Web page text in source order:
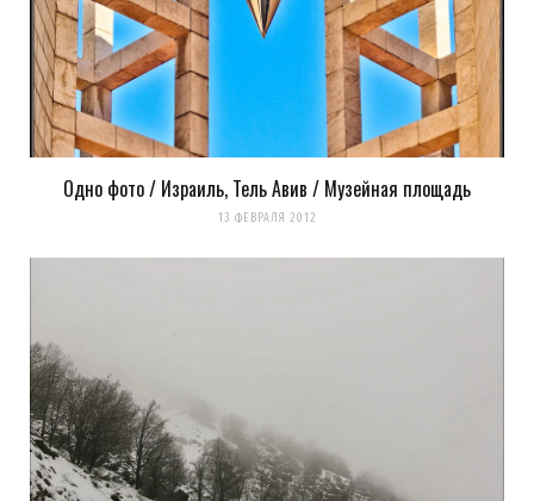
Одно фото / Израиль, Тель Авив / Музейная площадь
13 ФЕВРАЛЯ 2012